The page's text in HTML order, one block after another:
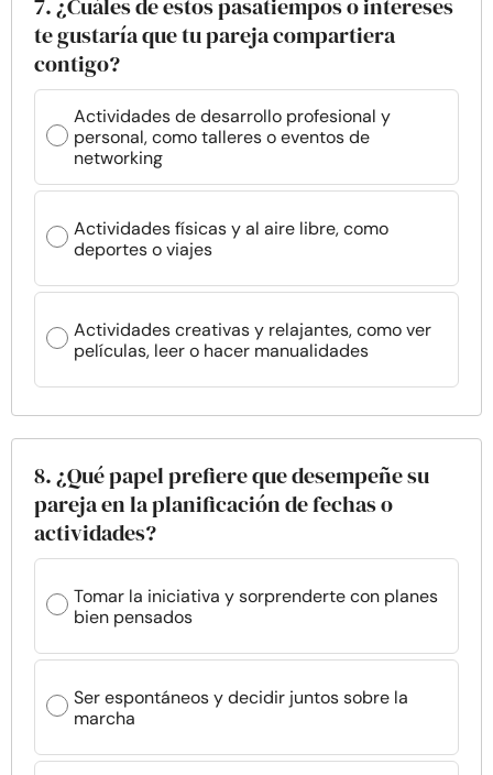
7. ¿Cuáles de estos pasatiempos o intereses
te gustaría que tu pareja compartiera
contigo?
Actividades de desarrollo profesional y
personal, como talleres o eventos de
networking
Actividades físicas y al aire libre, como
deportes o viajes
Actividades creativas y relajantes, como ver
películas, leer o hacer manualidades
8. ¿Qué papel prefiere que desempeñe su
pareja en la planificación de fechas o
actividades?
Tomar la iniciativa y sorprenderte con planes
bien pensados
Ser espontáneos y decidir juntos sobre la
marcha